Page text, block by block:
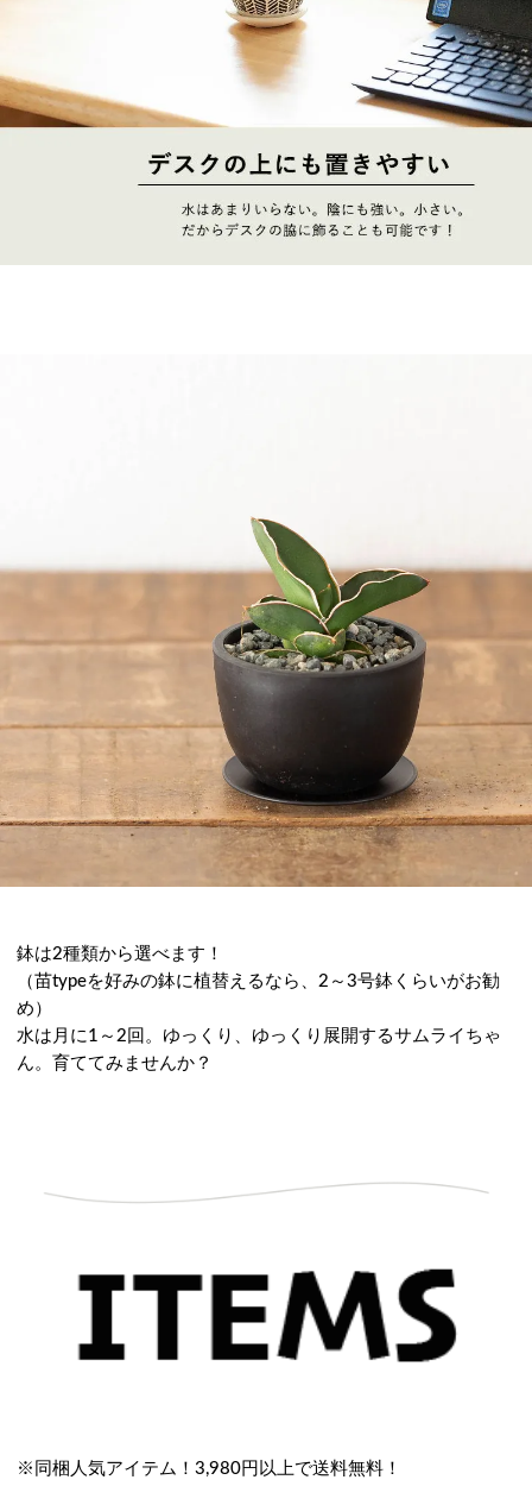
鉢は2種類から選べます！
（苗typeを好みの鉢に植替えるなら、2～3号鉢くらいがお勧
め）
水は月に1～2回。ゆっくり、ゆっくり展開するサムライちゃ
ん。育ててみませんか？
※同梱人気アイテム！3,980円以上で送料無料！